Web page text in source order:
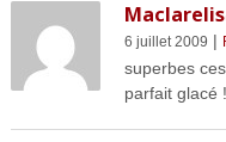
6 juillet 2009 |
superbes
parfait glacé